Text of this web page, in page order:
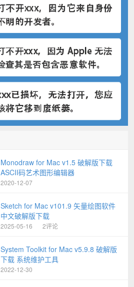
Monodraw for Mac v1.5 破解版下载
ASCII码艺术图形编辑器
2020-12-07
Sketch for Mac v101.9 矢量绘图软件
中文破解版下载
2025-05-16 2评论
System Toolkit for Mac v5.9.8 破解版
下载 系统维护工具
2022-12-30